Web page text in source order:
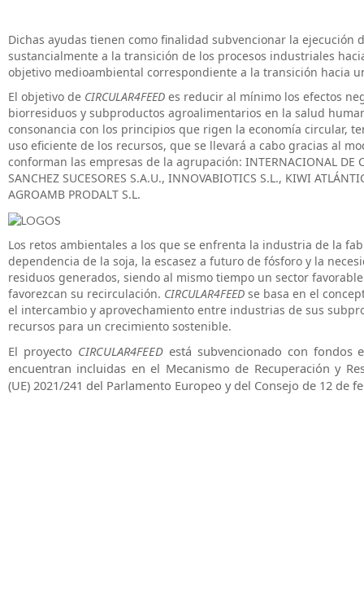
Dichas ayudas tienen como finalidad subvencionar la ejecución
sustancialmente a la transición de los procesos industriales
objetivo medioambiental correspondiente a la transición hacia
El objetivo de CIRCULAR4FEED es reducir al mínimo los efectos
biorresiduos y subproductos agroalimentarios en la salud
consonancia con los principios que rigen la economía circular,
uso eficiente de los recursos, que se llevará a cabo gracias al
conforman las empresas de la agrupación: INTERNACIONAL DE
SANCHEZ SUCESORES S.A.U., INNOVABIOTICS S.L., KIWI
AGROAMB PRODALT S.L.
Los retos ambientales a los que se enfrenta la industria de la
dependencia de la soja, la escasez a futuro de fósforo y la
residuos generados, siendo al mismo tiempo un sector
favorezcan su recirculación. CIRCULAR4FEED se basa en el
el intercambio y aprovechamiento entre industrias de sus
recursos para un crecimiento sostenible.
El proyecto CIRCULAR4FEEDestá subvencionado con fondos
encuentran incluidas en el Mecanismo de Recuperación y
(UE) 2021/241 del Parlamento Europeo y del Consejo de 12 de